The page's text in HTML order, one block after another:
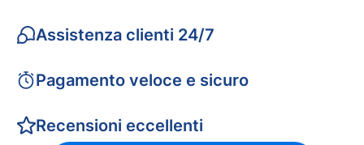
Assistenza clienti 24/7
Pagamento veloce e sicuro
Recensioni eccellenti